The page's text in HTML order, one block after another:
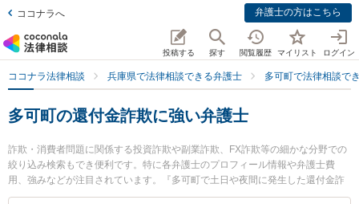
ココナラへ 弁護士の方はこちら
投稿する 探す 閲覧履歴 マイリスト ログイン
ココナラ法律相談 兵庫県で法律相談できる弁護士 多可町で法律相談で
多可町の還付金詐欺に強い弁護士
詐欺・消費者問題に関係する投資詐欺や副業詐欺、FX詐欺等の細かな分野での
絞り込み検索もでき便利です。特に各弁護士のプロフィール情報や弁護士費
用、強みなどが注目されています。『多可町で土日や夜間に発生した還付金詐
欺のトラブルを今すぐに弁護士に相談したい』『還付金詐欺のトラブル解決の